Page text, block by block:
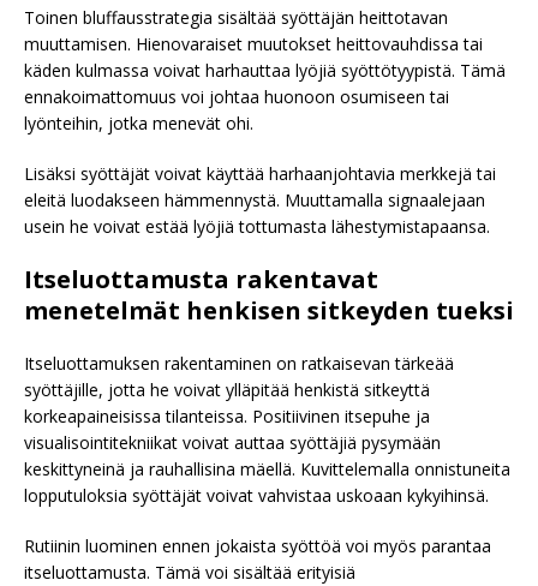
Toinen bluffausstrategia sisältää syöttäjän heittotavan
muuttamisen. Hienovaraiset muutokset heittovauhdissa tai
käden kulmassa voivat harhauttaa lyöjiä syöttötyypistä. Tämä
ennakoimattomuus voi johtaa huonoon osumiseen tai
lyönteihin, jotka menevät ohi.
Lisäksi syöttäjät voivat käyttää harhaanjohtavia merkkejä tai
eleitä luodakseen hämmennystä. Muuttamalla signaalejaan
usein he voivat estää lyöjiä tottumasta lähestymistapaansa.
Itseluottamusta rakentavat
menetelmät henkisen sitkeyden tueksi
Itseluottamuksen rakentaminen on ratkaisevan tärkeää
syöttäjille, jotta he voivat ylläpitää henkistä sitkeyttä
korkeapaineisissa tilanteissa. Positiivinen itsepuhe ja
visualisointitekniikat voivat auttaa syöttäjiä pysymään
keskittyneinä ja rauhallisina mäellä. Kuvittelemalla onnistuneita
lopputuloksia syöttäjät voivat vahvistaa uskoaan kykyihinsä.
Rutiinin luominen ennen jokaista syöttöä voi myös parantaa
itseluottamusta. Tämä voi sisältää erityisiä